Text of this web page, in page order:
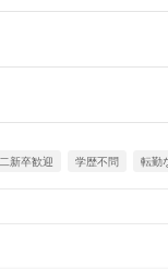
新卒歓迎 学歴不問 転勤